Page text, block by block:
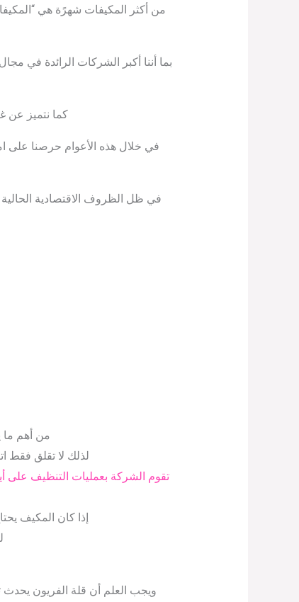
من أكثر المكيفات شهرًة هي
بما أننا أكبر الشركات الرائدة في
كما نتميز عن
في خلال هذه الأعوام حرصنا على
في ظل الظروف الاقتصادية
من أهم ما
لذلك لا تقلق
تقوم الشركة بعمليات التنظيف على
إذا كان المكيف
ويجب العلم أن قلة الفريون يحدث